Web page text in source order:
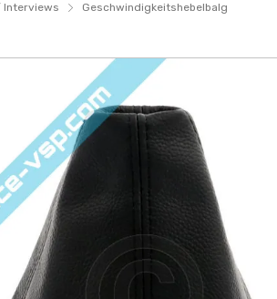
Interviews Geschwindigkeitshebelbalg